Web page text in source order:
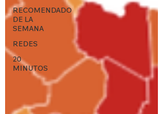
RECOMENDADO
DE LA
SEMANA
REDES
20
MINUTOS